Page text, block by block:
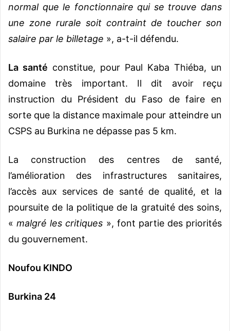
normal que le fonctionnaire qui se trouve dans
une zone rurale soit contraint de toucher son
salaire par le billetage », a-t-il défendu.
La santé constitue, pour Paul Kaba Thiéba, un
domaine très important. Il dit avoir reçu
instruction du Président du Faso de faire en
sorte que la distance maximale pour atteindre un
CSPS au Burkina ne dépasse pas 5 km.
La construction des centres de santé,
l’amélioration des infrastructures sanitaires,
l’accès aux services de santé de qualité, et la
poursuite de la politique de la gratuité des soins,
«malgré les critiques », font partie des priorités
du gouvernement.
Noufou KINDO
Burkina 24